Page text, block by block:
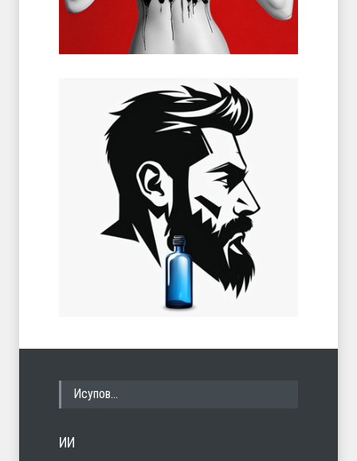
Исупов…
ИИ